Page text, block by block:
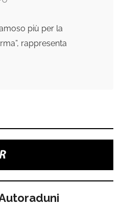
più per la
rappresenta